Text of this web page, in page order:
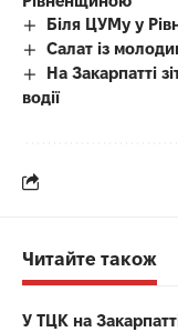
Біля ЦУМу у
Салат із
На Закарпатті
водії
Читайте також
У ТЦК на